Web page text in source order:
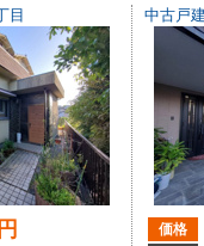
目 中古戸
価格